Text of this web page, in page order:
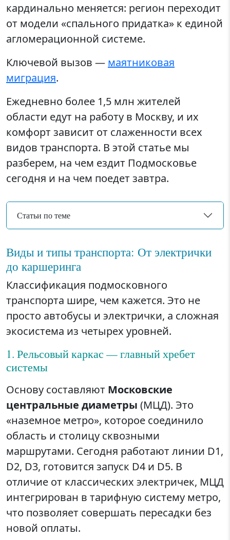
кардинально меняется: регион переходит
от модели «спального придатка» к единой
агломерационной системе.
Ключевой вызов — маятниковая
миграция.
Ежедневно более 1,5 млн жителей
области едут на работу в Москву, и их
комфорт зависит от слаженности всех
видов транспорта. В этой статье мы
разберем, на чем ездит Подмосковье
сегодня и на чем поедет завтра.
Статьи по теме
Виды и типы транспорта: От электрички
до каршеринга
Классификация подмосковного
транспорта шире, чем кажется. Это не
просто автобусы и электрички, а сложная
экосистема из четырех уровней.
1. Рельсовый каркас — главный хребет
системы
Основу составляют Московские
центральные диаметры (МЦД). Это
«наземное метро», которое соединило
область и столицу сквозными
маршрутами. Сегодня работают линии D1,
D2, D3, готовится запуск D4 и D5. В
отличие от классических электричек, МЦД
интегрирован в тарифную систему метро,
что позволяет совершать пересадки без
новой оплаты.